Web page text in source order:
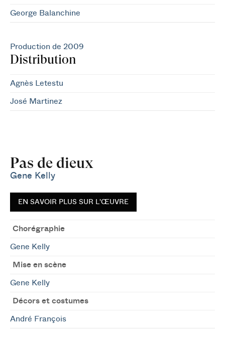
George Balanchine
Production de 2009
Distribution
Agnès Letestu
José Martinez
Pas de dieux
Gene Kelly
EN SAVOIR PLUS SUR L'ŒUVRE
Chorégraphie
Gene Kelly
Mise en scène
Gene Kelly
Décors et costumes
André François